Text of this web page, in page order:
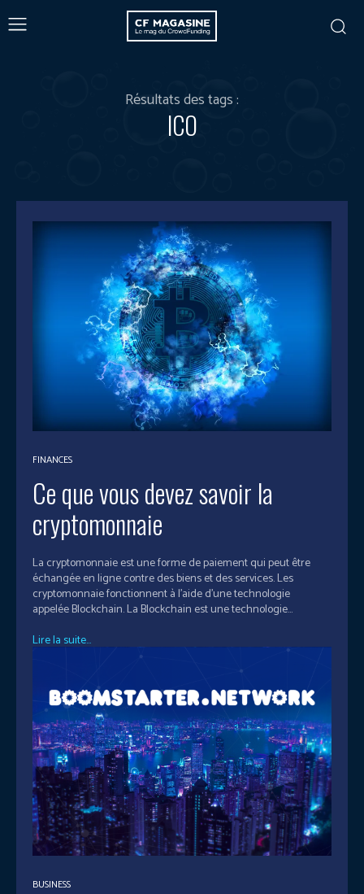
Résultats des tags :
ICO
FINANCES
Ce que vous devez savoir la
cryptomonnaie
La cryptomonnaie est une forme de paiement qui peut être
échangée en ligne contre des biens et des services. Les
cryptomonnaie fonctionnent à l'aide d'une technologie
appelée Blockchain. La Blockchain est une technologie...
Lire la suite...
BUSINESS